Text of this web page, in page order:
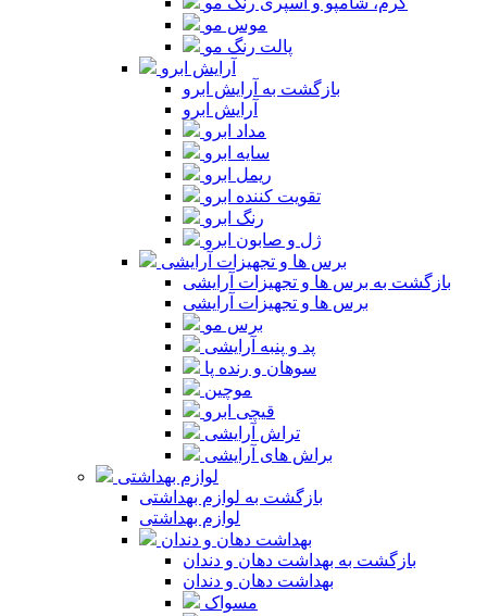
موس مو
پالت رنگ مو
آرایش ابرو
بازگشت به آرایش ابرو
آرایش ابرو
مداد ابرو
سایه ابرو
ریمل ابرو
تقویت کننده ابرو
رنگ ابرو
ژل و صابون ابرو
برس ها و تجهیزات آرایشی
بازگشت به برس ها و تجهیزات آرایشی
برس ها و تجهیزات آرایشی
برس مو
پد و پنبه آرایشی
سوهان و رنده پا
موچین
قیچی ابرو
تراش آرایشی
براش های آرایشی
لوازم بهداشتی
بازگشت به لوازم بهداشتی
لوازم بهداشتی
بهداشت دهان و دندان
بازگشت به بهداشت دهان و دندان
بهداشت دهان و دندان
مسواک